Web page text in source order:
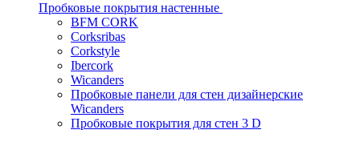
Пробковые покрытия настенные
BFM CORK
Corksribas
Corkstyle
Ibercork
Wicanders
Пробковые панели для стен дизайнерские
Wicanders
Пробковые покрытия для стен 3 D